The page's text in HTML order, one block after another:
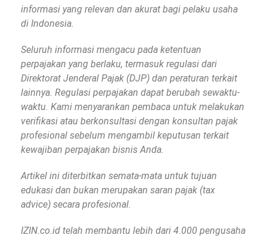
informasi yang relevan dan akurat bagi pelaku usaha
di Indonesia.
Seluruh informasi mengacu pada ketentuan
perpajakan yang berlaku, termasuk regulasi dari
Direktorat Jenderal Pajak (DJP) dan peraturan terkait
lainnya. Regulasi perpajakan dapat berubah sewaktu-
waktu. Kami menyarankan pembaca untuk melakukan
verifikasi atau berkonsultasi dengan konsultan pajak
profesional sebelum mengambil keputusan terkait
kewajiban perpajakan bisnis Anda.
Artikel ini diterbitkan semata-mata untuk tujuan
edukasi dan bukan merupakan saran pajak (tax
advice) secara profesional.
IZIN.co.id telah membantu lebih dari 4.000 pengusaha